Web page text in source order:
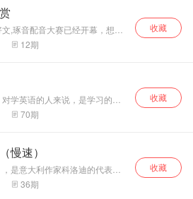
,琢音配音大赛已经开幕，想了
谢 12期
收藏
学英语的人来说，是学习的重
，要敢说，首先从最简单的，
交际英语开始。
70期
收藏
慢速）
，是意大利作家科洛迪的代表
年。当仁慈木匠皮帕诺睡觉的时
的天使赋予他最心爱的木偶皮
36期
收藏